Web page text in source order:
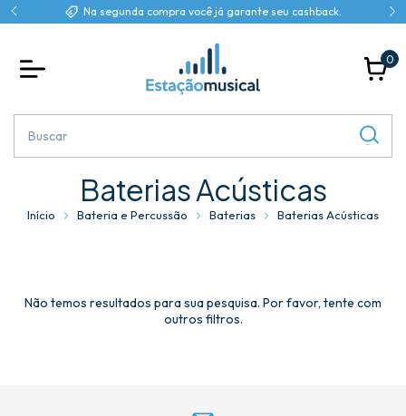
Na segunda compra você já garante seu cashback.
0
Baterias Acústicas
Início Bateria e Percussão Baterias Baterias Acústicas
Não temos resultados para sua pesquisa. Por favor, tente com
outros filtros.